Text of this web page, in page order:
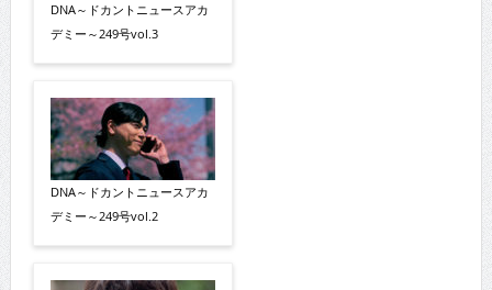
DNA～ドカントニュースアカ
デミー～249号vol.3
DNA～ドカントニュースアカ
デミー～249号vol.2